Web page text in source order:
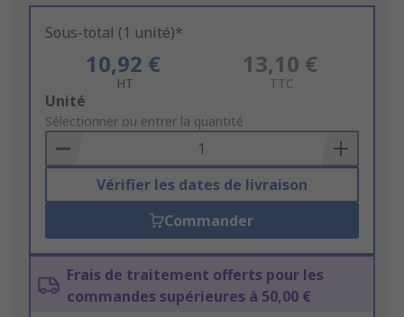
Sous-total (1 unité)*
10,92 €
HT
13,10 €
TTC
Add
to
Basket
Unité
Sélectionner ou entrer la quantité
Vérifier les dates de livraison
Commander
Frais de traitement offerts pour les
commandes supérieures à 50,00 €